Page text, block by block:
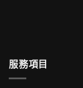
服務項目